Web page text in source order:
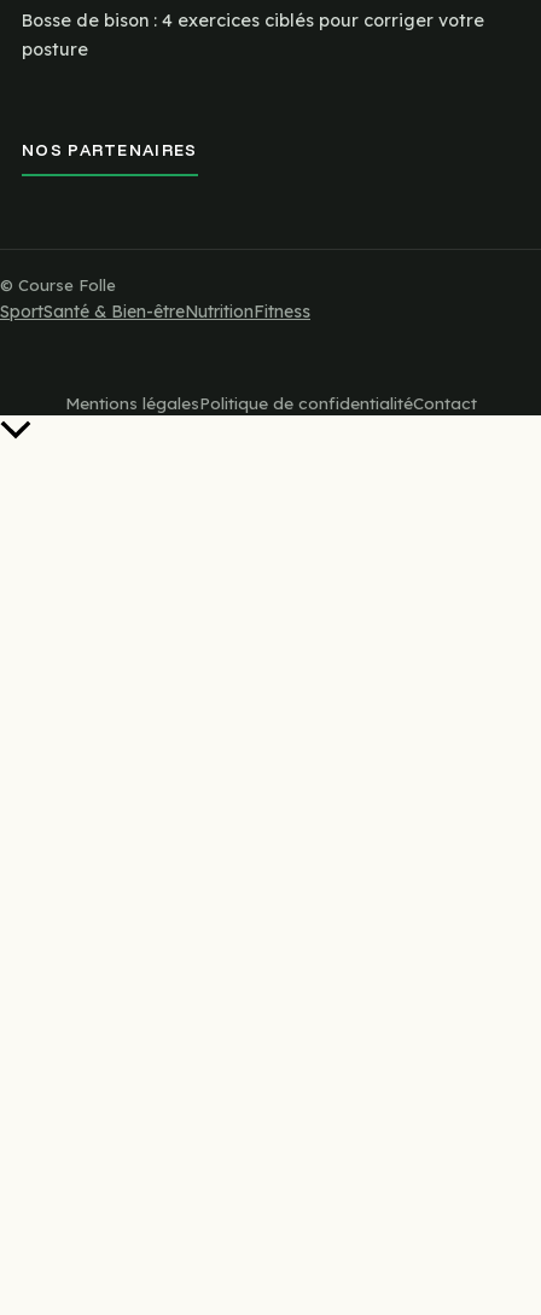
Bosse de bison : 4 exercices ciblés pour corriger votre
posture
NOS PARTENAIRES
© Course Folle
SportSanté & Bien-êtreNutritionFitness
Mentions légalesPolitique de confidentialitéContact